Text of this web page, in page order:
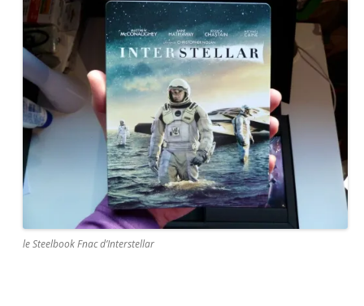
le Steelbook Fnac d’Interstellar